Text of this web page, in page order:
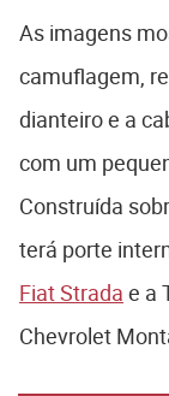
As imagens
camuflagem,
dianteiro e a
com um
Construída
terá porte
Fiat Strada e a
Chevrolet